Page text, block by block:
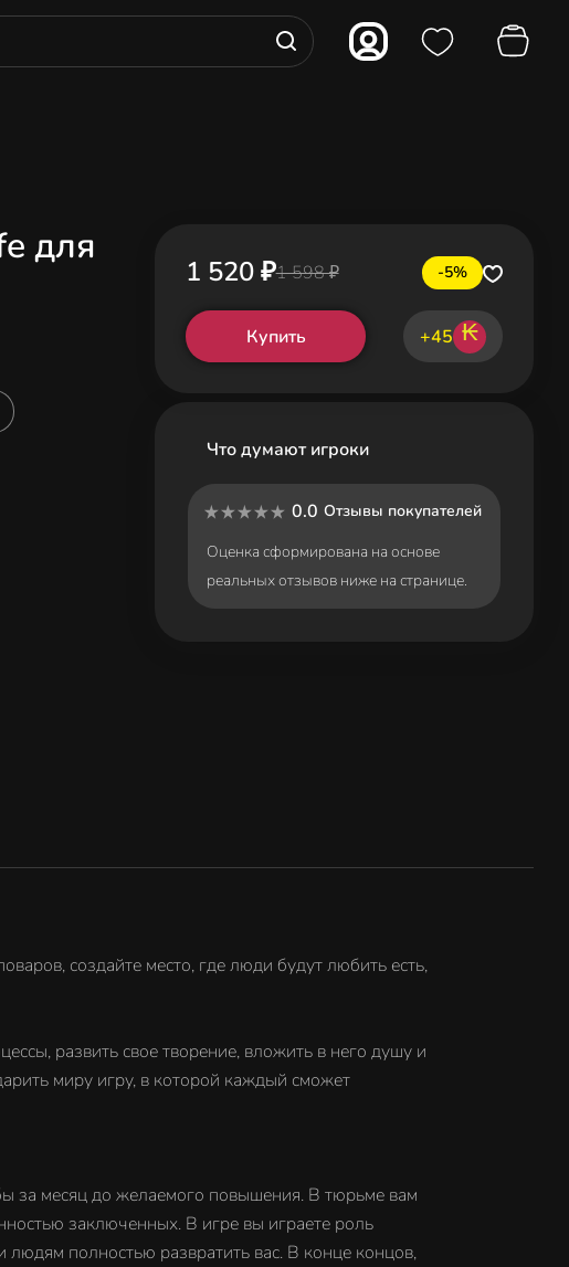
для
1 520 ₽1 598 ₽ -5%
Купить +45 ₭
Что думают игроки
0.0 Отзывы покупателей
Оценка сформирована на основе
реальных отзывов ниже на странице.
создайте место, где люди будут любить есть,
развить свое творение, вложить в него душу и
миру игру, в которой каждый сможет
за месяц до желаемого повышения. В тюрьме вам
заключенных. В игре вы играете роль
людям полностью развратить вас. В конце концов,